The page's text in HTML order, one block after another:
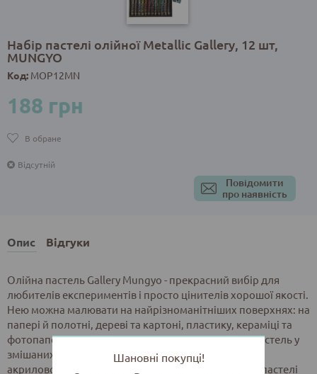
Набір пастелі олійної Metallic Gallery, 12 шт,
MUNGYO
Код: MOP12MN
188 грн
В обране
Відсутній
Повідомити
про наявність
Опис Відгуки
Олійна пастель Gallery Mungyo - прекрасний вибір для
любителів експериментів і просто цінителів хорошої якості.
Нею можна малювати на найрізноманітніших поверхнях: на
папері й полотні, дереві та картоні, пластику, кераміці та
фотопапері. Крім того, Ви можете застосовувати пастель у
змішаних техніках: наприклад, поверх масляного,
акрилового або акварельного живопису. Кольори пастелі
Шановні покупці!